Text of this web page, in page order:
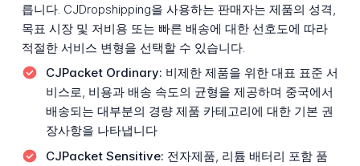
릅니다. CJDropshipping을 사용하는 판매자는 제품의 성격,
목표 시장 및 저비용 또는 빠른 배송에 대한 선호도에 따라
적절한 서비스 변형을 선택할 수 있습니다.
CJPacket Ordinary: 비제한 제품을 위한 대표 표준 서
비스로, 비용과 배송 속도의 균형을 제공하며 중국에서
배송되는 대부분의 경량 제품 카테고리에 대한 기본 권
장사항을 나타냅니다
CJPacket Sensitive: 전자제품, 리튬 배터리 포함 품